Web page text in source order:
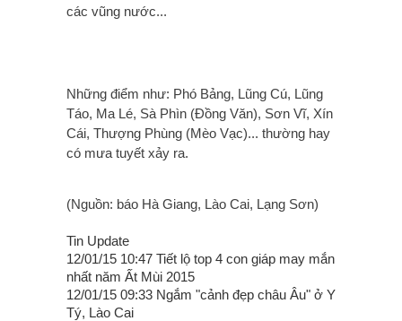
các vũng nước...
Những điểm như: Phó Bảng, Lũng Cú, Lũng
Táo, Ma Lé, Sà Phìn (Đồng Văn), Sơn Vĩ, Xín
Cái, Thượng Phùng (Mèo Vạc)... thường hay
có mưa tuyết xảy ra.
(Nguồn: báo Hà Giang, Lào Cai, Lạng Sơn)
Tin Update
12/01/15 10:47 Tiết lộ top 4 con giáp may mắn
nhất năm Ất Mùi 2015
12/01/15 09:33 Ngắm "cảnh đẹp châu Âu" ở Y
Tý, Lào Cai